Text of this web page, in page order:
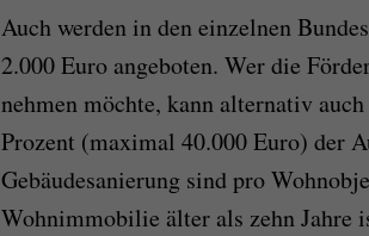
Auch werden in den einzelnen
2.000 Euro angeboten. Wer die
nehmen möchte, kann alternativ
Prozent (maximal 40.000 Euro) der
Gebäudesanierung sind pro
Wohnimmobilie älter als zehn Jahre